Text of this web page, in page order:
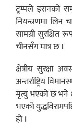
ट्रम्पले इरानको
नियन्त्रणमा लिन
सामग्री सुरक्षित
चीनसँग मात्र छ ।
क्षेत्रीय सुरक्षा
अन्तर्राष्ट्रिय
मृत्यु भएको छ भने
भएको
हो ।